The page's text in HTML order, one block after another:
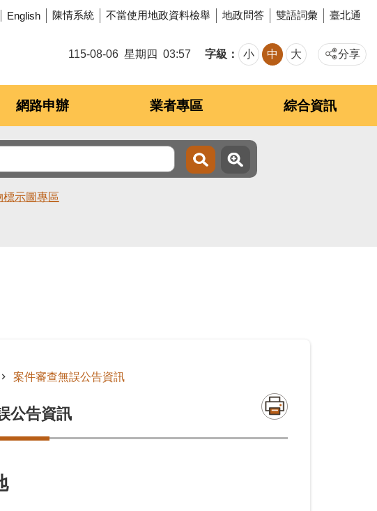
English 陳情系統 不當使用地政資料檢舉 地政問答 雙語詞彙 臺北通
115-08-06 星期四 03:57 字級 小 中 大 分享
網路申辦 業者專區 綜合資訊
標示圖專區
案件審查無誤公告資訊
公告資訊